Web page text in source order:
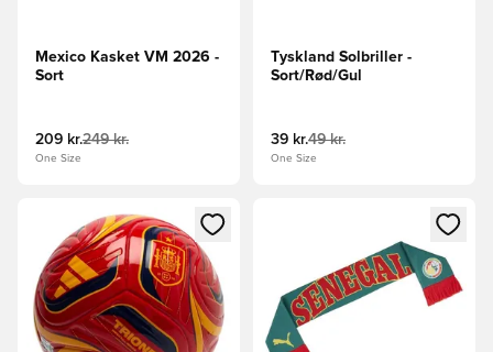
Mexico Kasket VM 2026 -
Sort
209 kr.249 kr.
One Size
Tyskland Solbriller -
Sort/Rød/Gul
39 kr.49 kr.
One Size
Åbner en Modal til at logge ind eller tilmelde dig som
Åbner en Modal til at logge